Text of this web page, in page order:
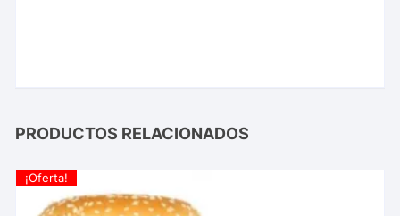
PRODUCTOS RELACIONADOS
¡Oferta!